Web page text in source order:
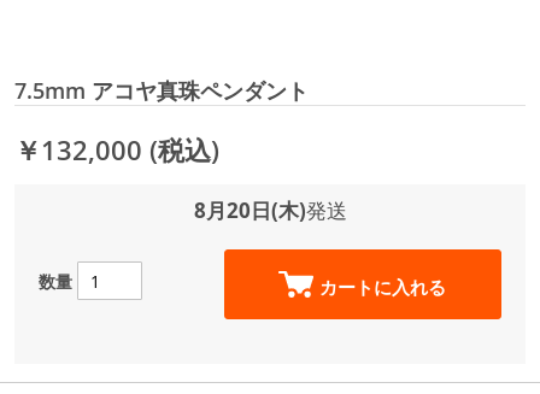
7.5mm アコヤ真珠ペンダント
￥132,000 (税込)
8月20日(木)発送
数量 カートに入れる